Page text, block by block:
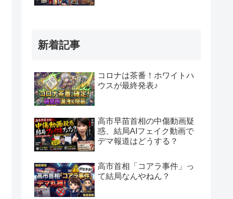
新着記事
コロナは茶番！ホワイトハ
ウスが最終発表♪
高市早苗首相の中傷動画疑
惑、結局AIフェイク動画で
デマ報道はどうする？
高市首相「コアラ事件」っ
て結局なんやねん？